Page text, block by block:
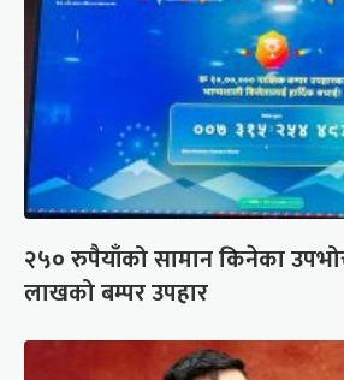
२५० रुपैयाँको सामान किनेका
लाखको बम्पर उपहार